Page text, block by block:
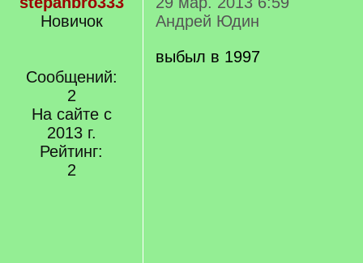
Новичок
Сообщений:
2
На сайте с
2013 г.
Рейтинг:
2
Андрей Юдин
выбыл в 1997